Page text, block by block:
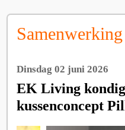
Dinsdag 02 juni 2026
EK Living
kussenconcept